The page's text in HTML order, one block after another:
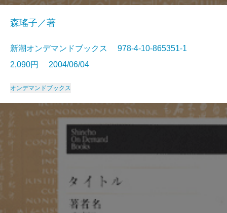
森瑤子／著
新潮オンデマンドブックス 978-4-10-865351-1
2,090円 2004/06/04
オンデマンドブックス